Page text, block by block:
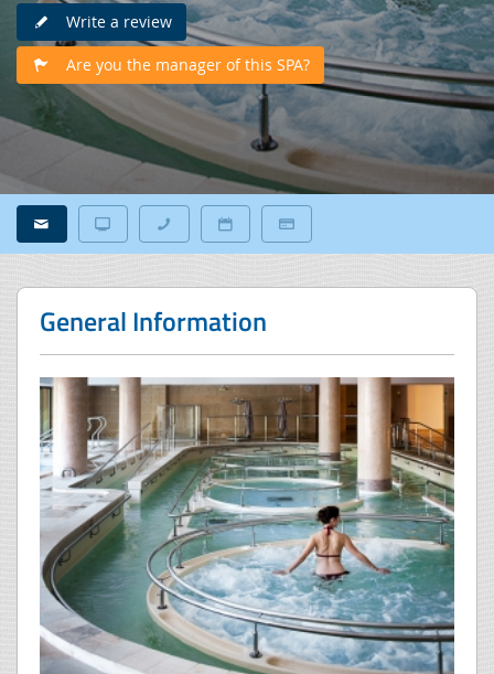
Write a review
Are you the manager of this SPA?
General Information